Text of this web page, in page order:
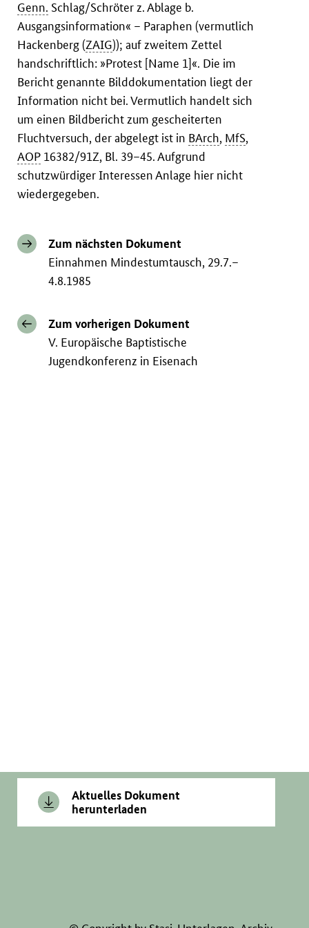
Genn. Schlag/Schröter z. Ablage b.
Ausgangsinformation« – Paraphen (vermutlich
Hackenberg (ZAIG)); auf zweitem Zettel
handschriftlich: »Protest [Name 1]«. Die im
Bericht genannte Bilddokumentation liegt der
Information nicht bei. Vermutlich handelt sich
um einen Bildbericht zum gescheiterten
Fluchtversuch, der abgelegt ist in BArch, MfS,
AOP 16382/91Z, Bl. 39–45. Aufgrund
schutzwürdiger Interessen Anlage hier nicht
wiedergegeben.
Zum nächsten Dokument
Einnahmen Mindestumtausch, 29.7.–
4.8.1985
Zum vorherigen Dokument
V. Europäische Baptistische
Jugendkonferenz in Eisenach
Aktuelles Dokument
herunterladen